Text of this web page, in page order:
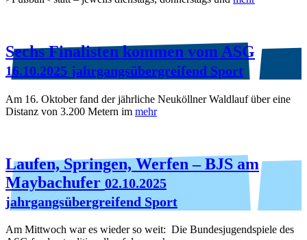
Sechs Finalisten kommen vom ASG
16.10.2025 jahrgangsübergreifend Sport
Am 16. Oktober fand der jährliche Neuköllner Waldlauf über eine
Distanz von 3.200 Metern im mehr
Laufen, Springen, Werfen – BJS am
Maybachufer 02.10.2025
jahrgangsübergreifend Sport
Am Mittwoch war es wieder so weit: Die Bundesjugendspiele des